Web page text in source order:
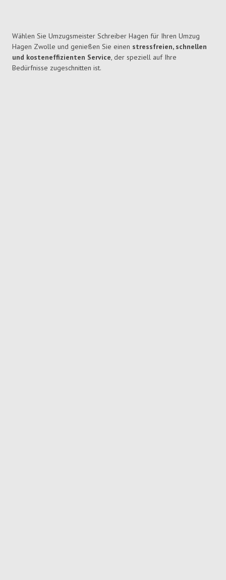
Wählen Sie Umzugsmeister Schreiber Hagen für Ihren Umzug
Hagen Zwolle und genießen Sie einen stressfreien, schnellen
und kosteneffizienten Service, der speziell auf Ihre
Bedürfnisse zugeschnitten ist.